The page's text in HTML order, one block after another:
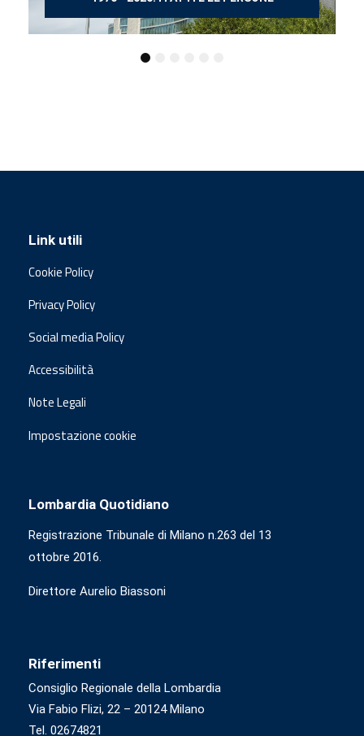
Link utili
Cookie Policy
Privacy Policy
Social media Policy
Accessibilità
Note Legali
Impostazione cookie
Lombardia Quotidiano
Registrazione Tribunale di Milano n.263 del 13
ottobre 2016.
Direttore Aurelio Biassoni
Riferimenti
Consiglio Regionale della Lombardia
Via Fabio Flizi, 22 – 20124 Milano
Tel. 02674821